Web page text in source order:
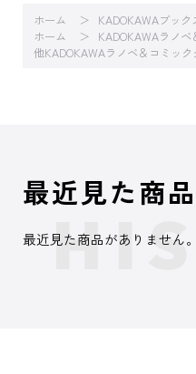
ホーム KADOKAWAブック
ホーム
KADOKAWAラノ
他KADOKAWAラノベ＆コミッ
最近見た商品
最近見た商品がありません。